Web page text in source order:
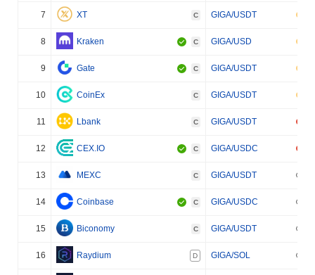
7 XT C GIGA/USDT
8 Kraken C GIGA/USD
9 Gate C GIGA/USDT
10 CoinEx C GIGA/USDT
11 Lbank C GIGA/USDT
12 CEX.IO C GIGA/USDC
13 MEXC C GIGA/USDT
14 Coinbase C GIGA/USDC
15 Biconomy C GIGA/USDT
16 Raydium D GIGA/SOL